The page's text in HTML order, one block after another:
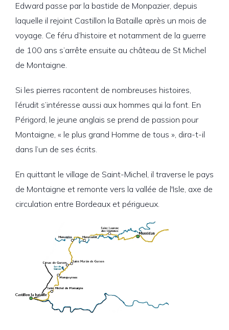
Edward passe par la bastide de Monpazier, depuis
laquelle il rejoint Castillon la Bataille après un mois de
voyage. Ce féru d’histoire et notamment de la guerre
de 100 ans s’arrête ensuite au château de St Michel
de Montaigne.
Si les pierres racontent de nombreuses histoires,
l’érudit s’intéresse aussi aux hommes qui la font. En
Périgord, le jeune anglais se prend de passion pour
Montaigne, « le plus grand Homme de tous », dira-t-il
dans l’un de ses écrits.
En quittant le village de Saint-Michel, il traverse le pays
de Montaigne et remonte vers la vallée de l'Isle, axe de
circulation entre Bordeaux et périgueux.